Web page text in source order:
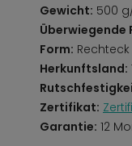
Gewicht: 500
Überwiegende
Form: Rechteck
Herkunftsland:
Zertifikat:
Garantie: 12